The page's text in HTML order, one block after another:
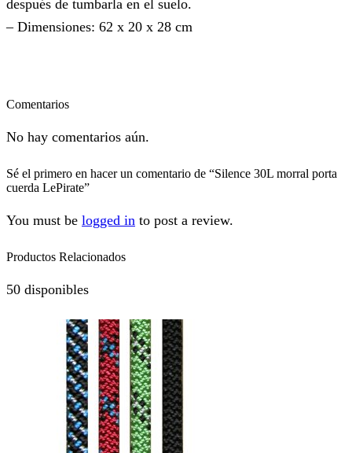
después de tumbarla en el suelo.
– Dimensiones: 62 x 20 x 28 cm
Comentarios
No hay comentarios aún.
Sé el primero en hacer un comentario de “Silence 30L morral porta
cuerda LePirate”
You must be logged in to post a review.
Productos Relacionados
50 disponibles